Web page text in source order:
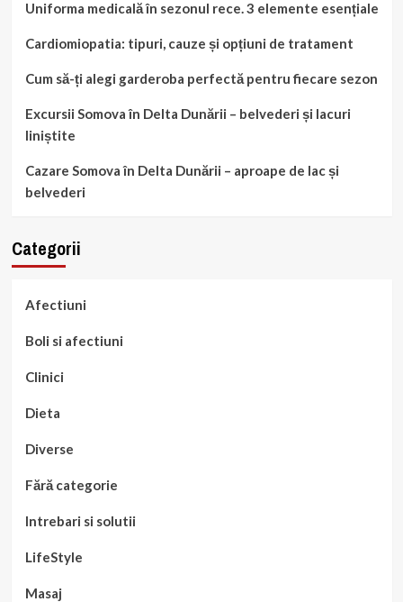
Uniforma medicală în sezonul rece. 3 elemente esențiale
Cardiomiopatia: tipuri, cauze și opțiuni de tratament
Cum să-ți alegi garderoba perfectă pentru fiecare sezon
Excursii Somova în Delta Dunării – belvederi și lacuri
liniștite
Cazare Somova în Delta Dunării – aproape de lac și
belvederi
Categorii
Afectiuni
Boli si afectiuni
Clinici
Dieta
Diverse
Fără categorie
Intrebari si solutii
LifeStyle
Masaj